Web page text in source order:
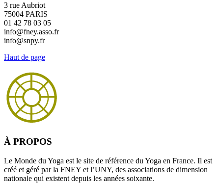
3 rue Aubriot
75004 PARIS
01 42 78 03 05
info@fney.asso.fr
info@snpy.fr
Haut de page
À PROPOS
Le Monde du Yoga est le site de référence du Yoga en France. Il est
créé et géré par la FNEY et l’UNY, des associations de dimension
nationale qui existent depuis les années soixante.